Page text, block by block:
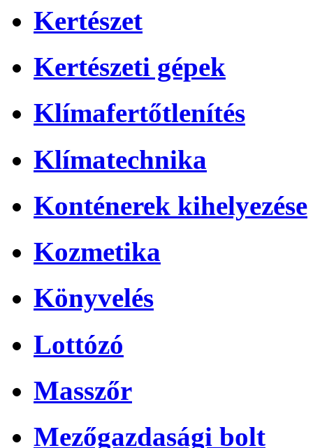
Kertészet
Kertészeti gépek
Klímafertőtlenítés
Klímatechnika
Konténerek kihelyezése
Kozmetika
Könyvelés
Lottózó
Masszőr
Mezőgazdasági bolt